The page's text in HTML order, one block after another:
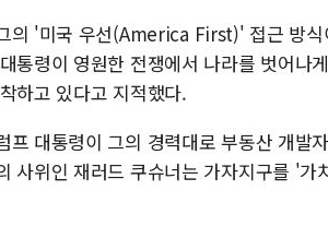
의 '미국 우선(America First)' 접근 방
통령이 영원한 전쟁에서 나라를 벗어나
하고 있다고 지적했다.
프 대통령이 그의 경력대로 부동산 개발
사위인 재러드 쿠슈너는 가자지구를 '